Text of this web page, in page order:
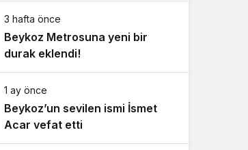
3 hafta önce
Beykoz Metrosuna yeni bir
durak eklendi!
1 ay önce
Beykoz’un sevilen ismi İsmet
Acar vefat etti